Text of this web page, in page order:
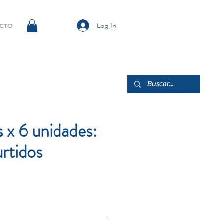
Log In
x 6 unidades: